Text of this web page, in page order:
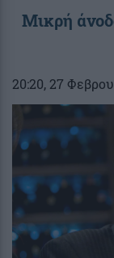
Μικρή
20:20, 27